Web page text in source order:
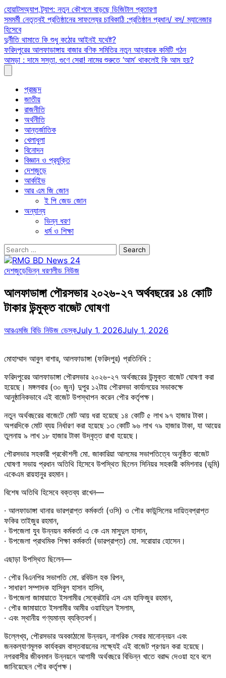
Skip
to
content
হোয়াটসঅ্যাপ ট্র্যাপ: নতুন কৌশলে বাড়ছে ডিজিটাল প্রতারণা
সমমর্মী নেতৃত্বই প্রতিষ্ঠানের সাফল্যের চাবিকাঠি :প্রতিষ্ঠান প্রধান/ বস/ ম্যানেজার
হিসেবে
দুর্নীতি থামাতে কি শুধু কঠোর আইনই যথেষ্ট?
ফরিদপুরের আলফাডাঙ্গায় বাজার বণিক সমিতির নতুন আহ্বায়ক কমিটি গঠন
আমড়া : দামে সস্তা, গুণে সেরা! নামের শুরুতে ‘আম’ থাকলেই কি আম হয়?
প্রচ্ছদ
জাতীয়
রাজনীতি
অর্থনীতি
আন্তর্জাতিক
খেলাধুলা
বিনোদন
বিজ্ঞান ও প্রযুক্তি
দেশজুড়ে
আর্কাইভ
আর এম জি জোন
ই পি জেড জোন
অন্যান্য
ভিন্ন ধরণ
ধর্ম ও শিক্ষা
Search
for:
দেশজুড়েভিন্ন ধরণলীড নিউজ
আলফাডাঙ্গা পৌরসভার ২০২৬-২৭ অর্থবছরের ১৪ কোটি
টাকার উন্মুক্ত বাজেট ঘোষণা
আরএমজি বিডি নিউজ ডেস্কJuly 1, 2026July 1, 2026
মোহাম্মাদ আবুল বাশার, আলফাডাঙ্গা (ফরিদপুর) প্রতিনিধি :
ফরিদপুরের আলফাডাঙ্গা পৌরসভার ২০২৬-২৭ অর্থবছরের উন্মুক্ত বাজেট ঘোষণা করা
হয়েছে। মঙ্গলবার (৩০ জুন) দুপুর ১২টায় পৌরসভা কার্যালয়ের সভাকক্ষে
আনুষ্ঠানিকভাবে এই বাজেট উপস্থাপন করেন পৌর কর্তৃপক্ষ।
নতুন অর্থবছরের বাজেটে মোট আয় ধরা হয়েছে ১৪ কোটি ৫ লাখ ৯৭ হাজার টাকা।
অপরদিকে মোট ব্যয় নির্ধারণ করা হয়েছে ১৩ কোটি ৯৬ লাখ ৭৯ হাজার টাকা, যা আয়ের
তুলনায় ৯ লাখ ১৮ হাজার টাকা উদ্বৃত্ত রাখা হয়েছে।
পৌরসভার সহকারী প্রকৌশলী মো. জাকারিয়া আলমের সভাপতিত্বে অনুষ্ঠিত বাজেট
ঘোষণা সভায় প্রধান অতিথি হিসেবে উপস্থিত ছিলেন সিনিয়র সহকারী কমিশনার (ভূমি)
একেএম রায়হানুর রহমান।
বিশেষ অতিথি হিসেবে বক্তব্য রাখেন—
· আলফাডাঙ্গা থানার ভারপ্রাপ্ত কর্মকর্তা (ওসি) ও পৌর কাউন্সিলের দায়িত্বপ্রাপ্ত
ফকির তাইজুর রহমান,
· উপজেলা যুব উন্নয়ন কর্মকর্তা এ কে এম মাসুদুল হাসান,
· উপজেলা প্রাথমিক শিক্ষা কর্মকর্তা (ভারপ্রাপ্ত) মো. সরোয়ার হোসেন।
এছাড়া উপস্থিত ছিলেন—
· পৌর বিএনপির সভাপতি মো. রবিউল হক রিপন,
· সাধারণ সম্পাদক হাসিবুল হাসান হাসিব,
· উপজেলা জামায়াতে ইসলামীর সেক্রেটারি এস এম হাফিজুর রহমান,
· পৌর জামায়াতে ইসলামীর আমীর ওয়াহিদুল ইসলাম,
· এবং স্থানীয় গণ্যমান্য ব্যক্তিবর্গ।
উল্লেখ্য, পৌরসভার অবকাঠামো উন্নয়ন, নাগরিক সেবার মানোন্নয়ন এবং
জনকল্যাণমূলক কার্যক্রম বাস্তবায়নের লক্ষ্যেই এই বাজেট প্রণয়ন করা হয়েছে।
নগরবাসীর জীবনমান উন্নয়নে আগামী অর্থবছরে বিভিন্ন খাতে বরাদ্দ দেওয়া হবে বলে
জানিয়েছেন পৌর কর্তৃপক্ষ।